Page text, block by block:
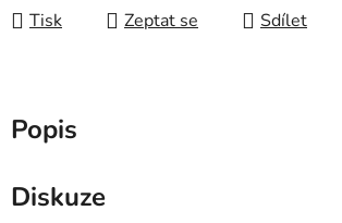
Tisk Zeptat se Sdílet
Popis
Diskuze